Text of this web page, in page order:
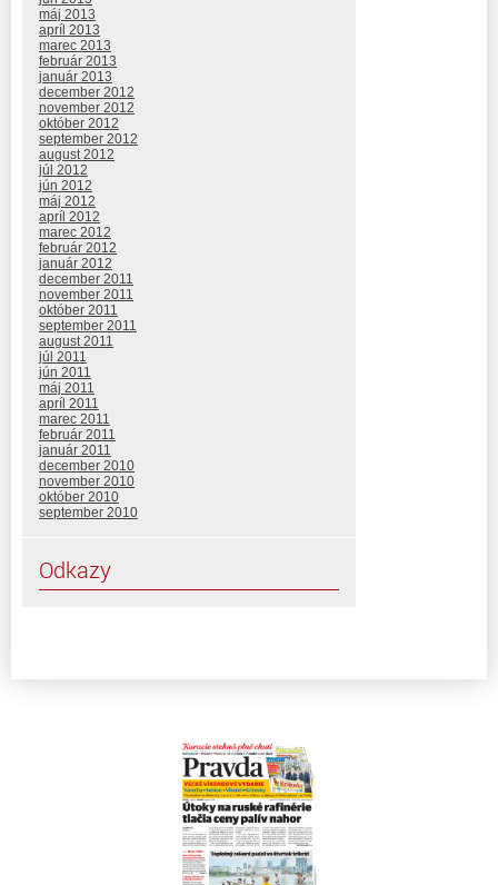
máj 2013
apríl 2013
marec 2013
február 2013
január 2013
december 2012
november 2012
október 2012
september 2012
august 2012
júl 2012
jún 2012
máj 2012
apríl 2012
marec 2012
február 2012
január 2012
december 2011
november 2011
október 2011
september 2011
august 2011
júl 2011
jún 2011
máj 2011
apríl 2011
marec 2011
február 2011
január 2011
december 2010
november 2010
október 2010
september 2010
Odkazy